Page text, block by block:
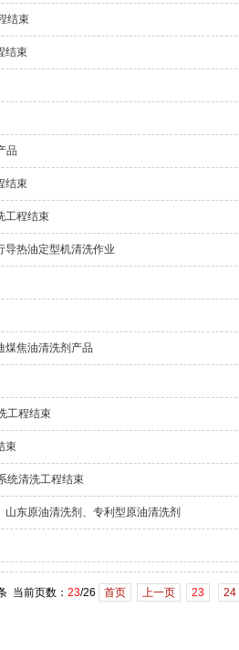
结束
结束
品
结束
工程结束
导热油定型机清洗作业
煤焦油清洗剂产品
工程结束
束
统清洗工程结束
东原油清洗剂、专利型原油清洗剂
当前页数： 23/26 首页 上一页 23 24